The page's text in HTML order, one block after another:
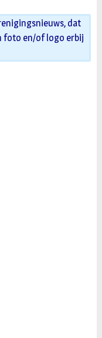
dat
foto en/of logo erbij